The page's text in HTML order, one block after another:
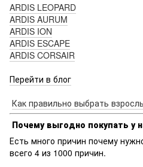
ARDIS LEOPARD
ARDIS AURUM
ARDIS ION
ARDIS ESCAPE
ARDIS CORSAIR
Перейти в блог
Как правильно выбрать
Почему выгодно покупать у
Есть много причин почему
всего 4 из 1000 причин.